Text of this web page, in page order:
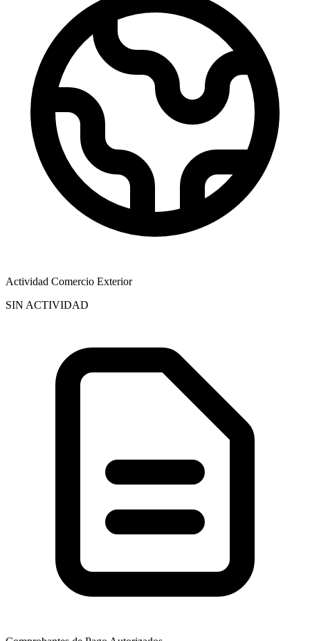
Actividad Comercio Exterior
SIN ACTIVIDAD